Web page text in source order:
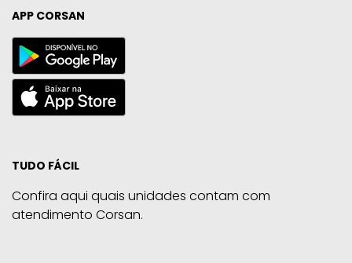
APP CORSAN
TUDO FÁCIL
Confira aqui quais unidades contam com
atendimento Corsan.